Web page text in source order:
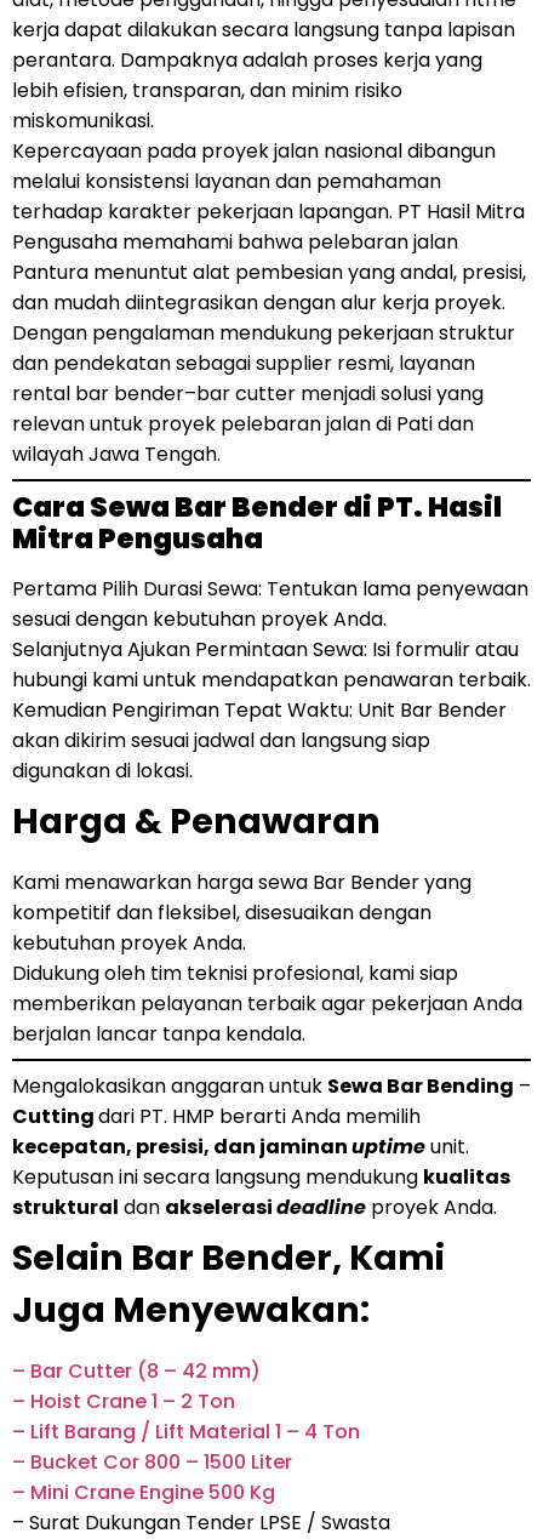
kerja dapat dilakukan secara langsung tanpa lapisan
perantara. Dampaknya adalah proses kerja yang
lebih efisien, transparan, dan minim risiko
miskomunikasi.
Kepercayaan pada proyek jalan nasional dibangun
melalui konsistensi layanan dan pemahaman
terhadap karakter pekerjaan lapangan. PT Hasil Mitra
Pengusaha memahami bahwa pelebaran jalan
Pantura menuntut alat pembesian yang andal, presisi,
dan mudah diintegrasikan dengan alur kerja proyek.
Dengan pengalaman mendukung pekerjaan struktur
dan pendekatan sebagai supplier resmi, layanan
rental bar bender–bar cutter menjadi solusi yang
relevan untuk proyek pelebaran jalan di Pati dan
wilayah Jawa Tengah.
Cara Sewa Bar Bender di PT. Hasil
Mitra Pengusaha
Pertama Pilih Durasi Sewa: Tentukan lama penyewaan
sesuai dengan kebutuhan proyek Anda.
Selanjutnya Ajukan Permintaan Sewa: Isi formulir atau
hubungi kami untuk mendapatkan penawaran terbaik.
Kemudian Pengiriman Tepat Waktu: Unit Bar Bender
akan dikirim sesuai jadwal dan langsung siap
digunakan di lokasi.
Harga & Penawaran
Kami menawarkan harga sewa Bar Bender yang
kompetitif dan fleksibel, disesuaikan dengan
kebutuhan proyek Anda.
Didukung oleh tim teknisi profesional, kami siap
memberikan pelayanan terbaik agar pekerjaan Anda
berjalan lancar tanpa kendala.
Mengalokasikan anggaran untuk Sewa Bar Bending –
Cuttingdari PT. HMP berarti Anda memilih
kecepatan, presisi, dan jaminanuptimeunit.
Keputusan ini secara langsung mendukung kualitas
struktural dan akselerasideadline proyek Anda.
Selain Bar Bender, Kami
Juga Menyewakan:
– Bar Cutter (8 – 42 mm)
– Hoist Crane 1 – 2 Ton
– Lift Barang / Lift Material 1 – 4 Ton
– Bucket Cor 800 – 1500 Liter
– Mini Crane Engine 500 Kg
– Surat Dukungan Tender LPSE / Swasta